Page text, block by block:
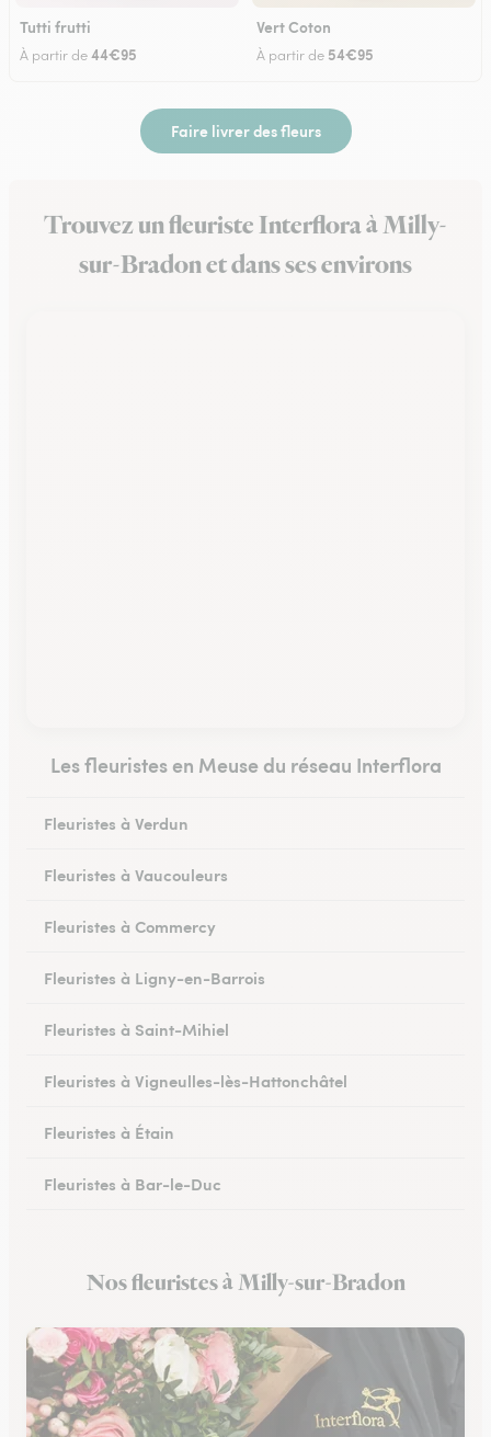
Tutti frutti
À partir de44€95
Vert Coton
À partir de 54€95
Faire livrer des fleurs
Trouvez un fleuriste Interflora à Milly-
sur-Bradon et dans ses environs
Les fleuristes en Meuse du réseau Interflora
Fleuristes à Verdun
Fleuristes à Vaucouleurs
Fleuristes à Commercy
Fleuristes à Ligny-en-Barrois
Fleuristes à Saint-Mihiel
Fleuristes à Vigneulles-lès-Hattonchâtel
Fleuristes à Étain
Fleuristes à Bar-le-Duc
Fleuristes à Clermont-en-Argonne
Nos fleuristes à Milly-sur-Bradon